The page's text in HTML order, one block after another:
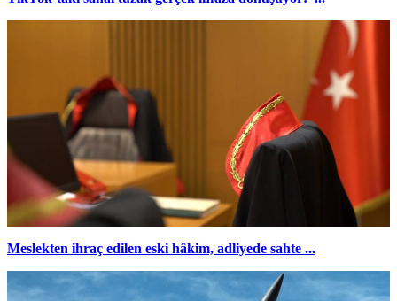
Meslekten ihraç edilen eski hâkim, adliyede sahte ...